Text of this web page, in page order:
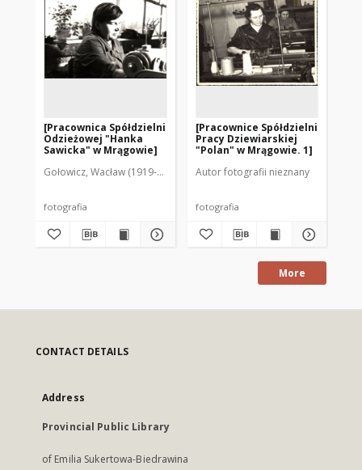
[Pracownica Spółdzielni
Odzieżowej "Hanka
Sawicka" w Mrągowie]
Gołowicz, Wacław (1919-1983). Fot.
fotografia
[Pracownice Spółdzielni
Pracy Dziewiarskiej
"Polan" w Mrągowie. 1]
Autor fotografii nieznany
fotografia
More
CONTACT DETAILS
Address
Provincial Public Library
of Emilia Sukertowa-Biedrawina